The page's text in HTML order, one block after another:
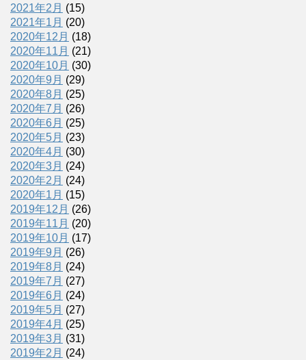
2021年2月 (15)
2021年1月 (20)
2020年12月 (18)
2020年11月 (21)
2020年10月 (30)
2020年9月 (29)
2020年8月 (25)
2020年7月 (26)
2020年6月 (25)
2020年5月 (23)
2020年4月 (30)
2020年3月 (24)
2020年2月 (24)
2020年1月 (15)
2019年12月 (26)
2019年11月 (20)
2019年10月 (17)
2019年9月 (26)
2019年8月 (24)
2019年7月 (27)
2019年6月 (24)
2019年5月 (27)
2019年4月 (25)
2019年3月 (31)
2019年2月 (24)